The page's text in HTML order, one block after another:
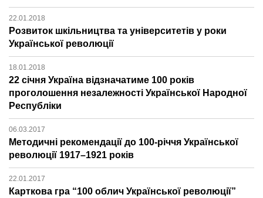
22.01.2018
Розвиток шкільництва та університетів у роки
Української революції
18.01.2018
22 січня Україна відзначатиме 100 років
проголошення незалежності Української Народної
Республіки
06.03.2017
Методичні рекомендації до 100-річчя Української
революції 1917–1921 років
22.01.2017
Карткова гра “100 облич Української революції”